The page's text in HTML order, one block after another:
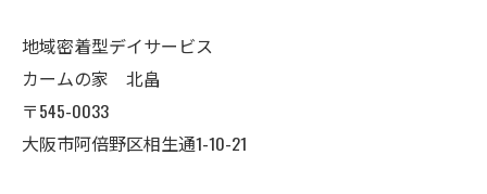
地域密着型デイサービス
カームの家 北畠
〒545-0033
大阪市阿倍野区相生通1-10-21